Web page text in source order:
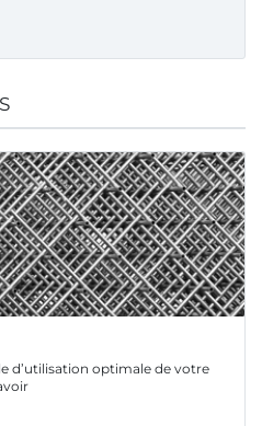
d’utilisation optimale de votre